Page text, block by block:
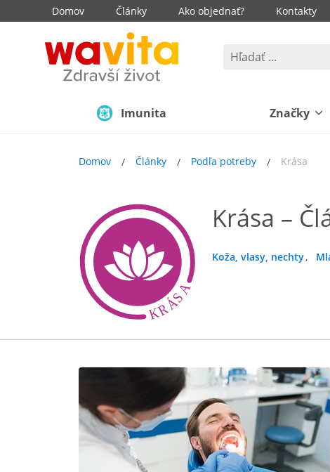
Domov Články Ako objednať? Kontakty
Imunita Značky
Domov Články Podľa potreby Krása
Krása –
Koža, vlasy, nechty